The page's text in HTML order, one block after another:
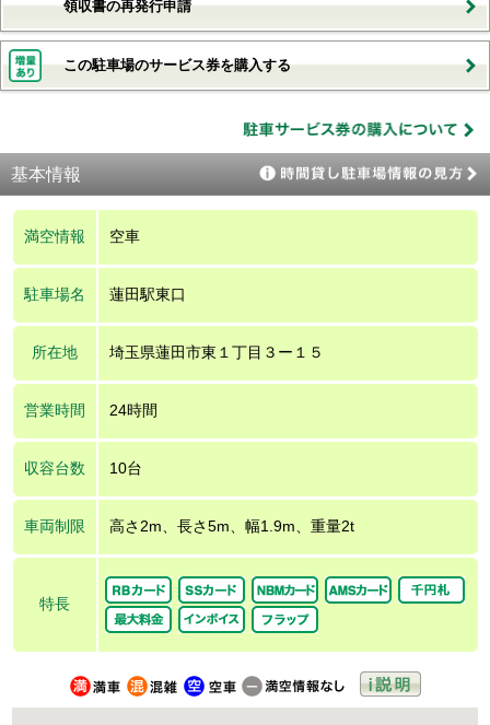
領収書の再発行申請
この駐車場のサービス券を購入する
基本情報
満空情報 空車
駐車場名 蓮田駅東口
所在地 埼玉県蓮田市東１丁目３ー１５
営業時間 24時間
収容台数 10台
車両制限 高さ2m、長さ5m、幅1.9m、重量2t
特長